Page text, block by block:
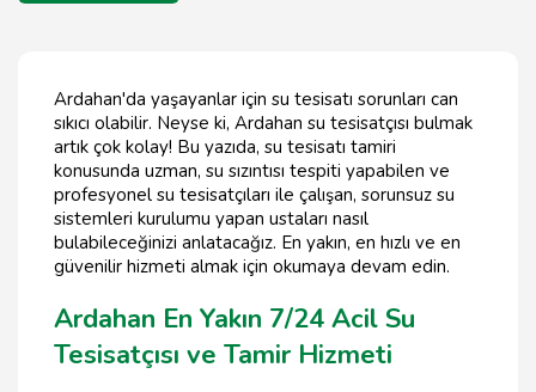
Ardahan'da yaşayanlar için su tesisatı sorunları can
sıkıcı olabilir. Neyse ki, Ardahan su tesisatçısı bulmak
artık çok kolay! Bu yazıda, su tesisatı tamiri
konusunda uzman, su sızıntısı tespiti yapabilen ve
profesyonel su tesisatçıları ile çalışan, sorunsuz su
sistemleri kurulumu yapan ustaları nasıl
bulabileceğinizi anlatacağız. En yakın, en hızlı ve en
güvenilir hizmeti almak için okumaya devam edin.
Ardahan En Yakın 7/24 Acil Su
Tesisatçısı ve Tamir Hizmeti